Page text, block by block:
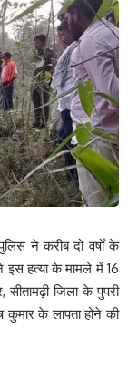
ने करीब दो वर्षों के
हत्या के मामले में 16
जिला के पुपरी
कुमार के लापता होने की